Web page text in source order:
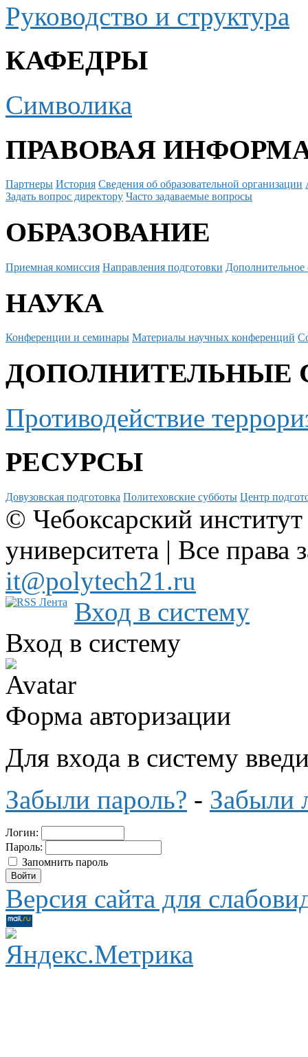
Руководство и структура
КАФЕДРЫ
Символика
ПРАВОВАЯ
Партнеры История Сведения об образовательной организации
Задать вопрос директору Часто задаваемые вопросы
ОБРАЗОВАНИЕ
Приемная комиссия Направления подготовки Дополнительное
НАУКА
Конференции и семинары Материалы научных конференций
ДОПОЛНИТЕЛЬНЫЕ
Противодействие
РЕСУРСЫ
Довузовская подготовка Политеховские субботы Центр
© Чебоксарский
университета | Все
it@polytech21.ru
Вход в систему
Вход в систему
Форма авторизации
Для входа в систему
Забыли пароль? - Забыли
Логин:
Пароль:
Запомнить пароль
Версия сайта для